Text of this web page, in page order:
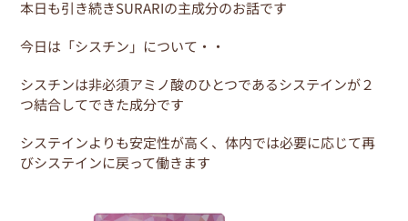
c
e
b
o
o
k
itt
er
e i er
e
st
本日も引き続きSURARIの主成分のお話です
今日は「シスチン」について・・
シスチンは非必須アミノ酸のひとつであるシステインが２
つ結合してできた成分です
システインよりも安定性が高く、体内では必要に応じて再
びシステインに戻って働きます